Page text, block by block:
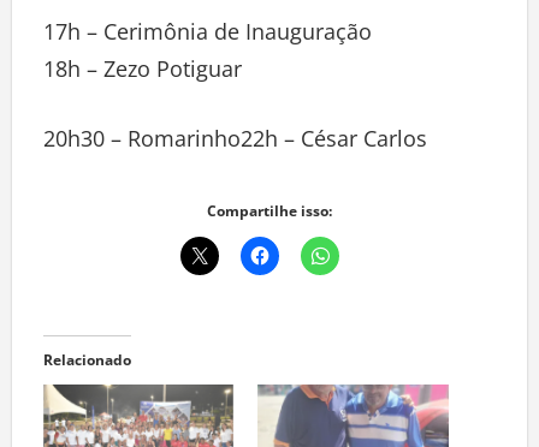
17h – Cerimônia de Inauguração
18h – Zezo Potiguar
20h30 – Romarinho22h – César Carlos
Compartilhe isso:
Relacionado